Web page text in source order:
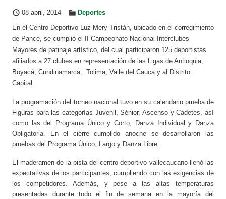
08 abril, 2014 Deportes
En el Centro Deportivo Luz Mery Tristán, ubicado en el corregimiento
de Pance, se cumplió el II Campeonato Nacional Interclubes
Mayores de patinaje artístico, del cual participaron 125 deportistas
afiliados a 27 clubes en representación de las Ligas de Antioquia,
Boyacá, Cundinamarca, Tolima, Valle del Cauca y al Distrito
Capital.
La programación del torneo nacional tuvo en su calendario prueba de
Figuras para las categorías Juvenil, Sénior, Ascenso y Cadetes, así
como las del Programa Único y Corto, Danza Individual y Danza
Obligatoria. En el cierre cumplido anoche se desarrollaron las
pruebas del Programa Único, Largo y Danza Libre.
El maderamen de la pista del centro deportivo vallecaucano llenó las
expectativas de los participantes, cumpliendo con las exigencias de
los competidores. Además, y pese a las altas temperaturas
presentadas durante todo el fin de semana en la mayoría del